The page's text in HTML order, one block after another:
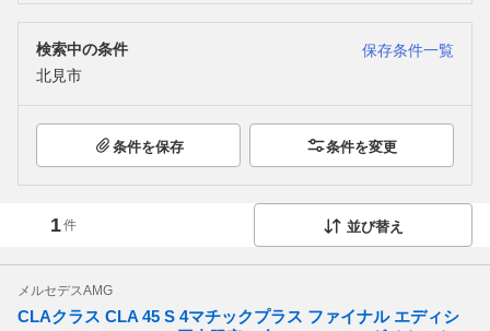
検索中の条件
保存条件一覧
北見市
条件を保存 条件を変更
1件 並び替え
メルセデスAMG
CLAクラス CLA 45 S 4マチックプラス ファイナル エディシ